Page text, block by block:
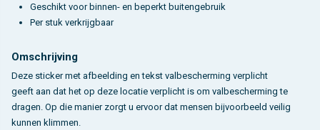
Geschikt voor binnen- en beperkt buitengebruik
Per stuk verkrijgbaar
Omschrijving
Deze sticker met afbeelding en tekst valbescherming verplicht
geeft aan dat het op deze locatie verplicht is om valbescherming te
dragen. Op die manier zorgt u ervoor dat mensen bijvoorbeeld veilig
kunnen klimmen.